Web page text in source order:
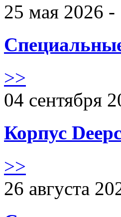
25 мая 2026
>>
04 сентября
Корпус
>>
26 августа